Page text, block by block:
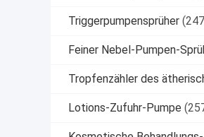
Triggerpumpensprüher
Feiner Nebel-Pumpen-
Tropfenzähler des
Lotions-Zufuhr-Pumpe